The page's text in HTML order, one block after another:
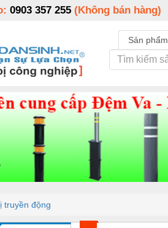
0903 357 255 (Không bán hàng)
Sản phẩm
truyền động